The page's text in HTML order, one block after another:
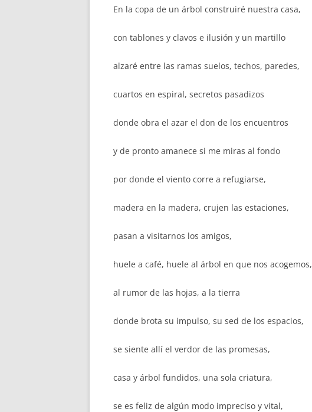
En la copa de un árbol construiré nuestra casa,
con tablones y clavos e ilusión y un martillo
alzaré entre las ramas suelos, techos, paredes,
cuartos en espiral, secretos pasadizos
donde obra el azar el don de los encuentros
y de pronto amanece si me miras al fondo
por donde el viento corre a refugiarse,
madera en la madera, crujen las estaciones,
pasan a visitarnos los amigos,
huele a café, huele al árbol en que nos acogemos,
al rumor de las hojas, a la tierra
donde brota su impulso, su sed de los espacios,
se siente allí el verdor de las promesas,
casa y árbol fundidos, una sola criatura,
se es feliz de algún modo impreciso y vital,